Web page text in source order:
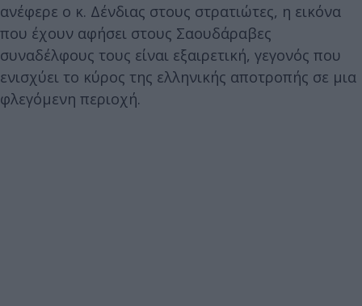
ανέφερε ο κ. Δένδιας στους στρατιώτες, η εικόνα
που έχουν αφήσει στους Σαουδάραβες
συναδέλφους τους είναι εξαιρετική, γεγονός που
ενισχύει το κύρος της ελληνικής αποτροπής σε μια
φλεγόμενη περιοχή.